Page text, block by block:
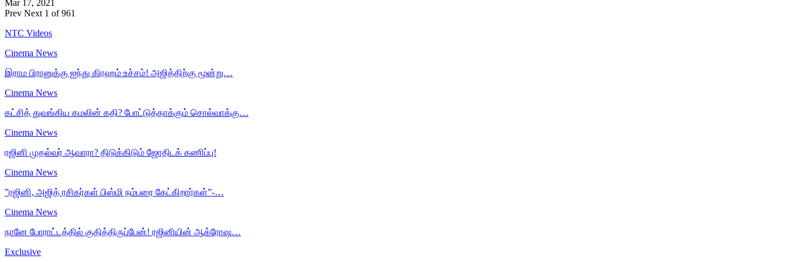
Mar 17, 2021
Prev Next 1 of 961
NTC Videos
Cinema News
இராம பிரானுக்கு ஐந்து கிரஹம் உச்சம்! அஜித்திற்கு மூன்று…
Cinema News
கட்சித் துவங்கிய கமலின் கதி? போட்டுத்தாக்கும் சொல்வாக்கு…
Cinema News
ரஜினி முதல்வர் ஆவாரா? திடுக்கிடும் ஜோதிடக் கணிப்பு!
Cinema News
”ரஜினி, அஜித் ரசிகர்கள் பிஸ்மி நம்பரை கேட்கிறார்கள்”-…
Cinema News
நானே போராட்டத்தில் குதித்திருப்பேன்! ரஜினியின் ஆக்ரோஷ…
Exclusive